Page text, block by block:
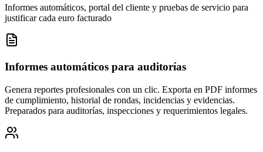
Informes automáticos, portal del cliente y pruebas de servicio para
justificar cada euro facturado
Informes automáticos para auditorías
Genera reportes profesionales con un clic. Exporta en PDF informes
de cumplimiento, historial de rondas, incidencias y evidencias.
Preparados para auditorías, inspecciones y requerimientos legales.